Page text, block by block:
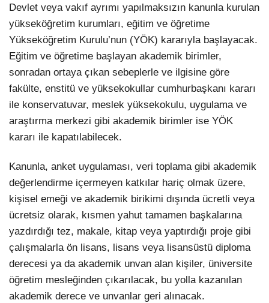
Devlet veya vakıf ayrımı yapılmaksızın kanunla kurulan
yükseköğretim kurumları, eğitim ve öğretime
Yükseköğretim Kurulu’nun (YÖK) kararıyla başlayacak.
Eğitim ve öğretime başlayan akademik birimler,
sonradan ortaya çıkan sebeplerle ve ilgisine göre
fakülte, enstitü ve yüksekokullar cumhurbaşkanı kararı
ile konservatuvar, meslek yüksekokulu, uygulama ve
araştırma merkezi gibi akademik birimler ise YÖK
kararı ile kapatılabilecek.
Kanunla, anket uygulaması, veri toplama gibi akademik
değerlendirme içermeyen katkılar hariç olmak üzere,
kişisel emeği ve akademik birikimi dışında ücretli veya
ücretsiz olarak, kısmen yahut tamamen başkalarına
yazdırdığı tez, makale, kitap veya yaptırdığı proje gibi
çalışmalarla ön lisans, lisans veya lisansüstü diploma
derecesi ya da akademik unvan alan kişiler, üniversite
öğretim mesleğinden çıkarılacak, bu yolla kazanılan
akademik derece ve unvanlar geri alınacak.